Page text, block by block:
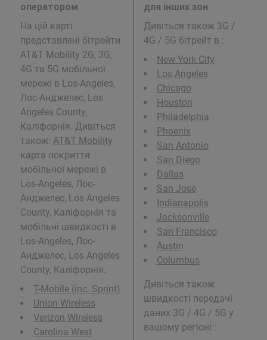
оператором
На цій карті
представлені бітрейти
AT&T Mobility 2G, 3G,
4G та 5G мобільної
мережі в Los-Angeles,
Лос-Анджелес, Los
Angeles County,
Каліфорнія. Дивіться
також: AT&T Mobility
карта покриття
мобільної мережі в
Los-Angeles, Лос-
Анджелес, Los Angeles
County, Каліфорнія та
мобільні швидкості в
Los-Angeles, Лос-
Анджелес, Los Angeles
County, Каліфорнія.
T-Mobile (inc. Sprint)
Union Wireless
Verizon Wireless
Carolina West
для інших зон
Дивіться також 3G /
4G / 5G бітрейт в :
New York City
Los Angeles
Chicago
Houston
Philadelphia
Phoenix
San Antonio
San Diego
Dallas
San Jose
Indianapolis
Jacksonville
San Francisco
Austin
Columbus
Дивіться також
швидкості передачі
даних 3G / 4G / 5G у
вашому регіоні :